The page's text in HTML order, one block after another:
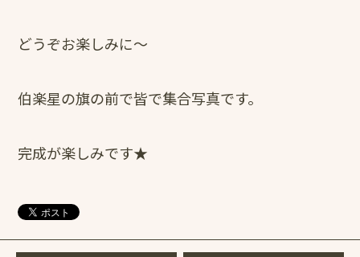
どうぞお楽しみに～
伯楽星の旗の前で皆で集合写真です。
完成が楽しみです★